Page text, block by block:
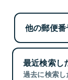
他の郵便
最近検索し
過去に検索し